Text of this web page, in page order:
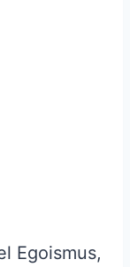
Egoismus,